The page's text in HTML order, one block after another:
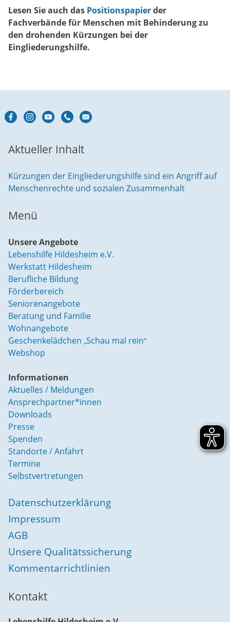
Lesen Sie auch das Positionspapierder
Fachverbände für Menschen mit Behinderung zu
den drohenden Kürzungen bei der
Eingliederungshilfe.
Aktueller Inhalt
Kürzungen der Eingliederungshilfe sind ein Angriff auf
Menschenrechte und sozialen Zusammenhalt
Menü
Unsere Angebote
Lebenshilfe Hildesheim e.V.
Werkstatt Hildesheim
Berufliche Bildung
Förderbereich
Seniorenangebote
Beratung und Familie
Wohnangebote
Geschenkelädchen „Schau mal rein“
Webshop
Informationen
Aktuelles / Meldungen
Ansprechpartner*innen
Downloads
Presse
Spenden
Standorte / Anfahrt
Termine
Selbstvertretungen
Datenschutzerklärung
Impressum
AGB
Unsere Qualitätssicherung
Kommentarrichtlinien
Kontakt